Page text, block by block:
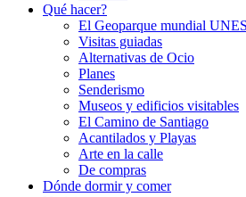
Qué hacer?
El Geoparque mundial
Visitas guiadas
Alternativas de Ocio
Planes
Senderismo
Museos y edificios visitables
El Camino de Santiago
Acantilados y Playas
Arte en la calle
De compras
Dónde dormir y comer